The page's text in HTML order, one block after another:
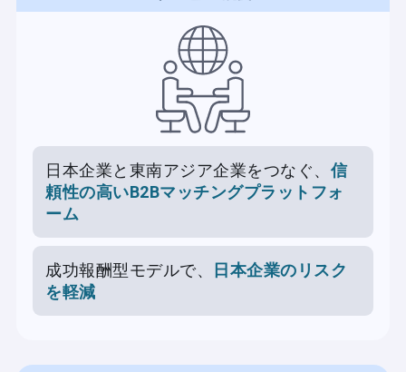
日本企業と東南アジア企業をつなぐ、 信
頼性の高いB2Bマッチングプラットフォ
ーム
成功報酬型モデルで、
日本企業のリスク
を軽減